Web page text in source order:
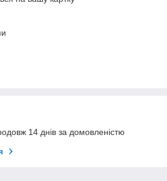
14 днів за домовленістю